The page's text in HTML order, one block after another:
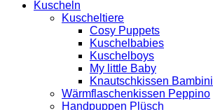
Kuscheln
Kuscheltiere
Cosy Puppets
Kuschelbabies
Kuschelboys
My little Baby
Knautschkissen Bambini
Wärmflaschenkissen Peppino
Handpuppen Plüsch